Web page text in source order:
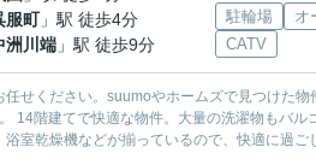
服町」駅 徒歩4分
洲川端 」駅 徒歩9分
駐輪場 オ
CATV
せください。suumoやホームズで見つけた
14階建てで快適な物件。大量の洗濯物もバル
室乾燥機などが揃っているので、快適に過ご